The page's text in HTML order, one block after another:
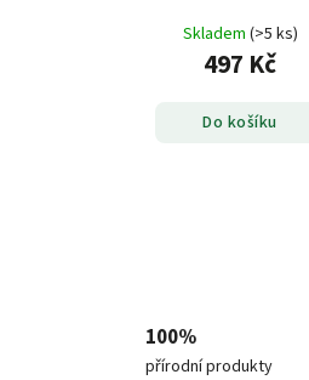
Skladem (>5 ks)
497 Kč
Do košíku
100%
přírodní produkty